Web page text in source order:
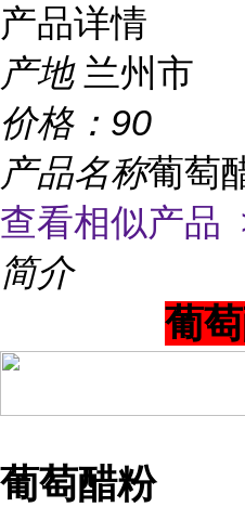
产品详情
产地 兰州市
价格： 90
产品名称葡萄
查看相似产品
简介
葡
葡萄醋粉